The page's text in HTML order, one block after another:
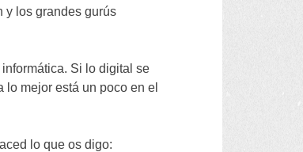
y los grandes gurús
. Si lo digital se
lo mejor está un poco en el
lo que os digo: